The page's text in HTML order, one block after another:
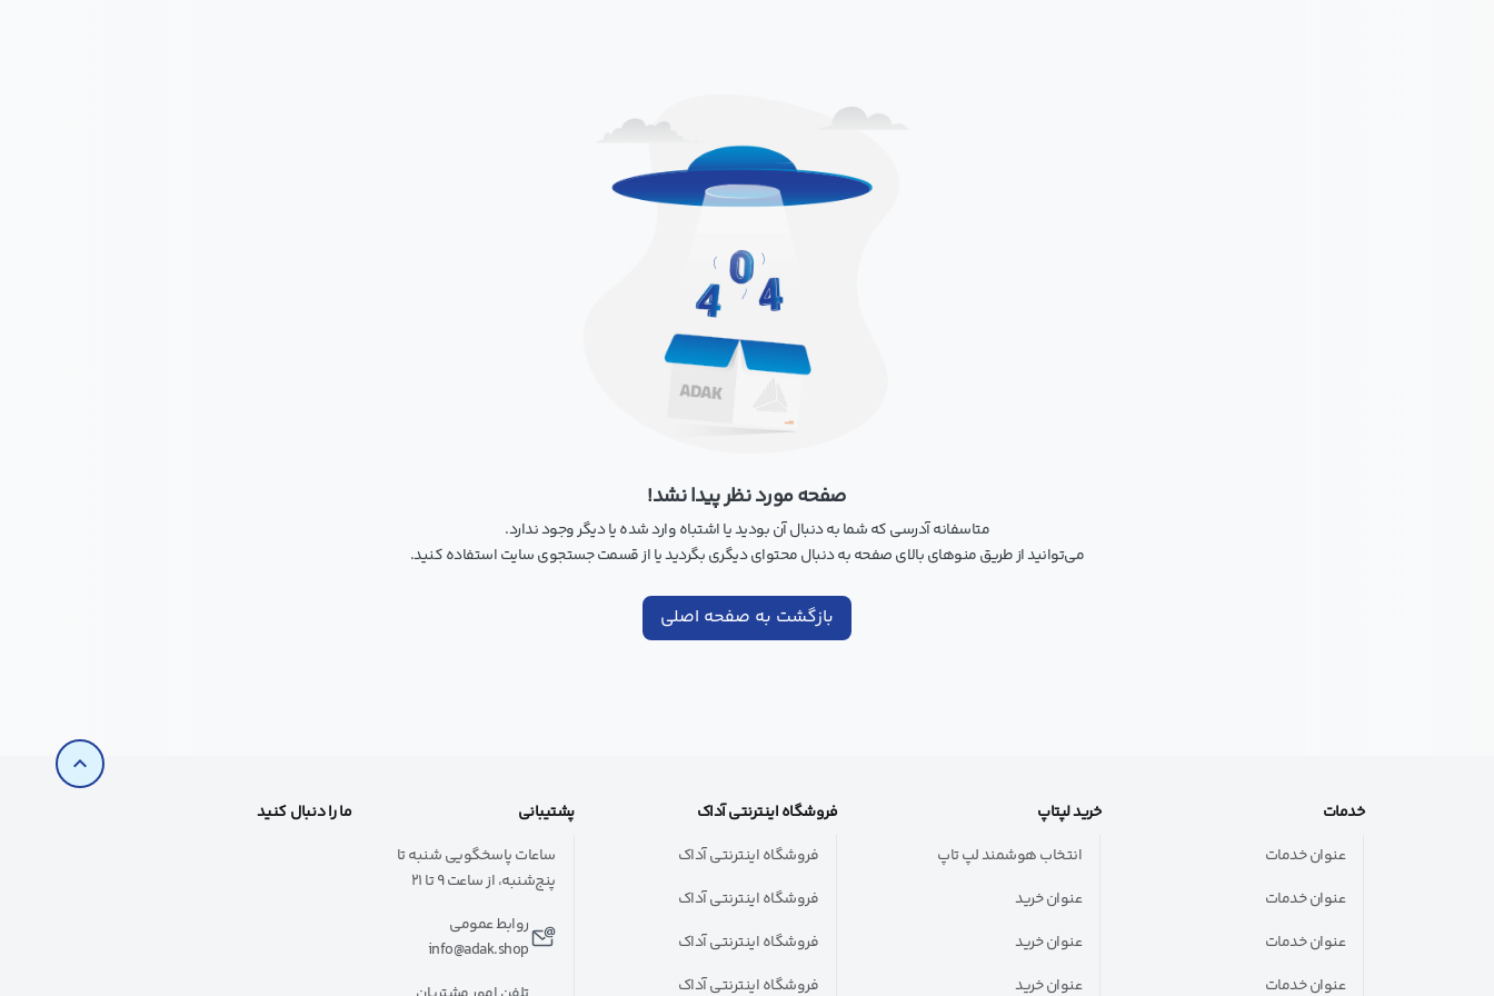
صفحه مورد نظر پیدا نشد!
متاسفانه آدرسی که شما به دنبال آن بودید یا اشتباه وارد شده یا دیگر وجود ندارد.
می‌توانید از طریق منوهای بالای صفحه به دنبال محتوای دیگری بگردید یا از قسمت جستجوی سایت استفاده کنید.
بازگشت به صفحه اصلی
expand_less
خدمات
عنوان خدمات
عنوان خدمات
عنوان خدمات
عنوان خدمات
خرید لپتاپ
انتخاب هوشمند لپ تاپ
عنوان خرید
عنوان خرید
عنوان خرید
فروشگاه اینترنتی آداک
فروشگاه اینترنتی آداک
فروشگاه اینترنتی آداک
فروشگاه اینترنتی آداک
فروشگاه اینترنتی آداک
پشتیبانی
ساعات پاسخگویی شنبه تا
پنج‌شنبه، از ساعت ۹ تا ۲۱
روابط عمومی
info@adak.shop
ما را دنبال کنید